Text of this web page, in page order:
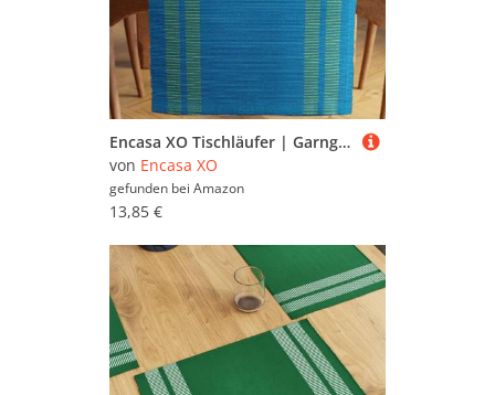
Encasa XO Tischläufer | Garngefärbte Feinripp-Baumwolle | Größe 32x150 cm | Leiter Türkisblau | Maschinenwaschbar
von Encasa XO
gefunden bei Amazon
13,85 €